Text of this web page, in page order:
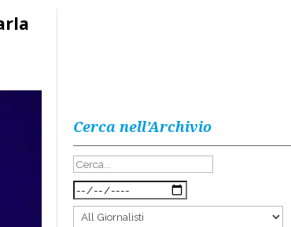
Cerca nell’Archivio